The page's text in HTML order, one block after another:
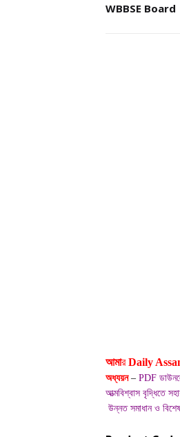
WBBSE Board |
আমারDaily
অধ্যয়ন– PDF
আত্মবিশ্বাস বৃদ্ধিতে
উন্নত সমাধান ও